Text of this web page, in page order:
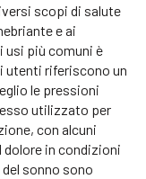
scopi di salute
e ai
usi più comuni è
utenti riferiscono un
le pressioni
utilizzato per
con alcuni
dolore in condizioni
sonno sono